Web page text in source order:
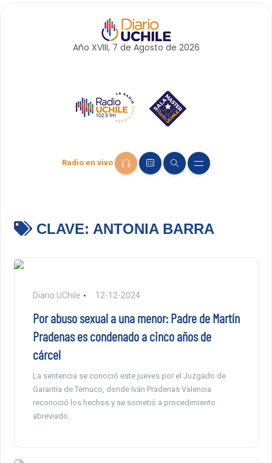
Año XVIII, 7 de Agosto de 2026
Radio en vivo
CLAVE: ANTONIA BARRA
Diario UChile 12-12-2024
Por abuso sexual a una menor: Padre de Martín
Pradenas es condenado a cinco años de
cárcel
La sentencia se conoció este jueves por el Juzgado de
Garantía de Temuco, donde Iván Pradenas Valencia
reconoció los hechos y se sometió a procedimiento
abreviado.